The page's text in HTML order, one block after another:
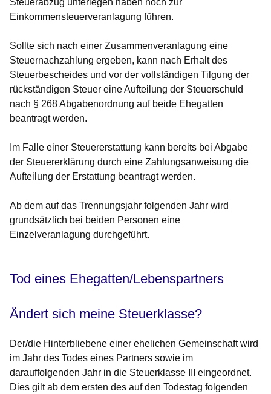
Steuerabzug unterlegen haben noch zur
Einkommensteuerveranlagung führen.
Sollte sich nach einer Zusammenveranlagung eine
Steuernachzahlung ergeben, kann nach Erhalt des
Steuerbescheides und vor der vollständigen Tilgung der
rückständigen Steuer eine Aufteilung der Steuerschuld
nach § 268 Abgabenordnung auf beide Ehegatten
beantragt werden.
Im Falle einer Steuererstattung kann bereits bei Abgabe
der Steuererklärung durch eine Zahlungsanweisung die
Aufteilung der Erstattung beantragt werden.
Ab dem auf das Trennungsjahr folgenden Jahr wird
grundsätzlich bei beiden Personen eine
Einzelveranlagung durchgeführt.
Tod eines Ehegatten/Lebenspartners
Ändert sich meine Steuerklasse?
Der/die Hinterbliebene einer ehelichen Gemeinschaft wird
im Jahr des Todes eines Partners sowie im
darauffolgenden Jahr in die Steuerklasse III eingeordnet.
Dies gilt ab dem ersten des auf den Todestag folgenden